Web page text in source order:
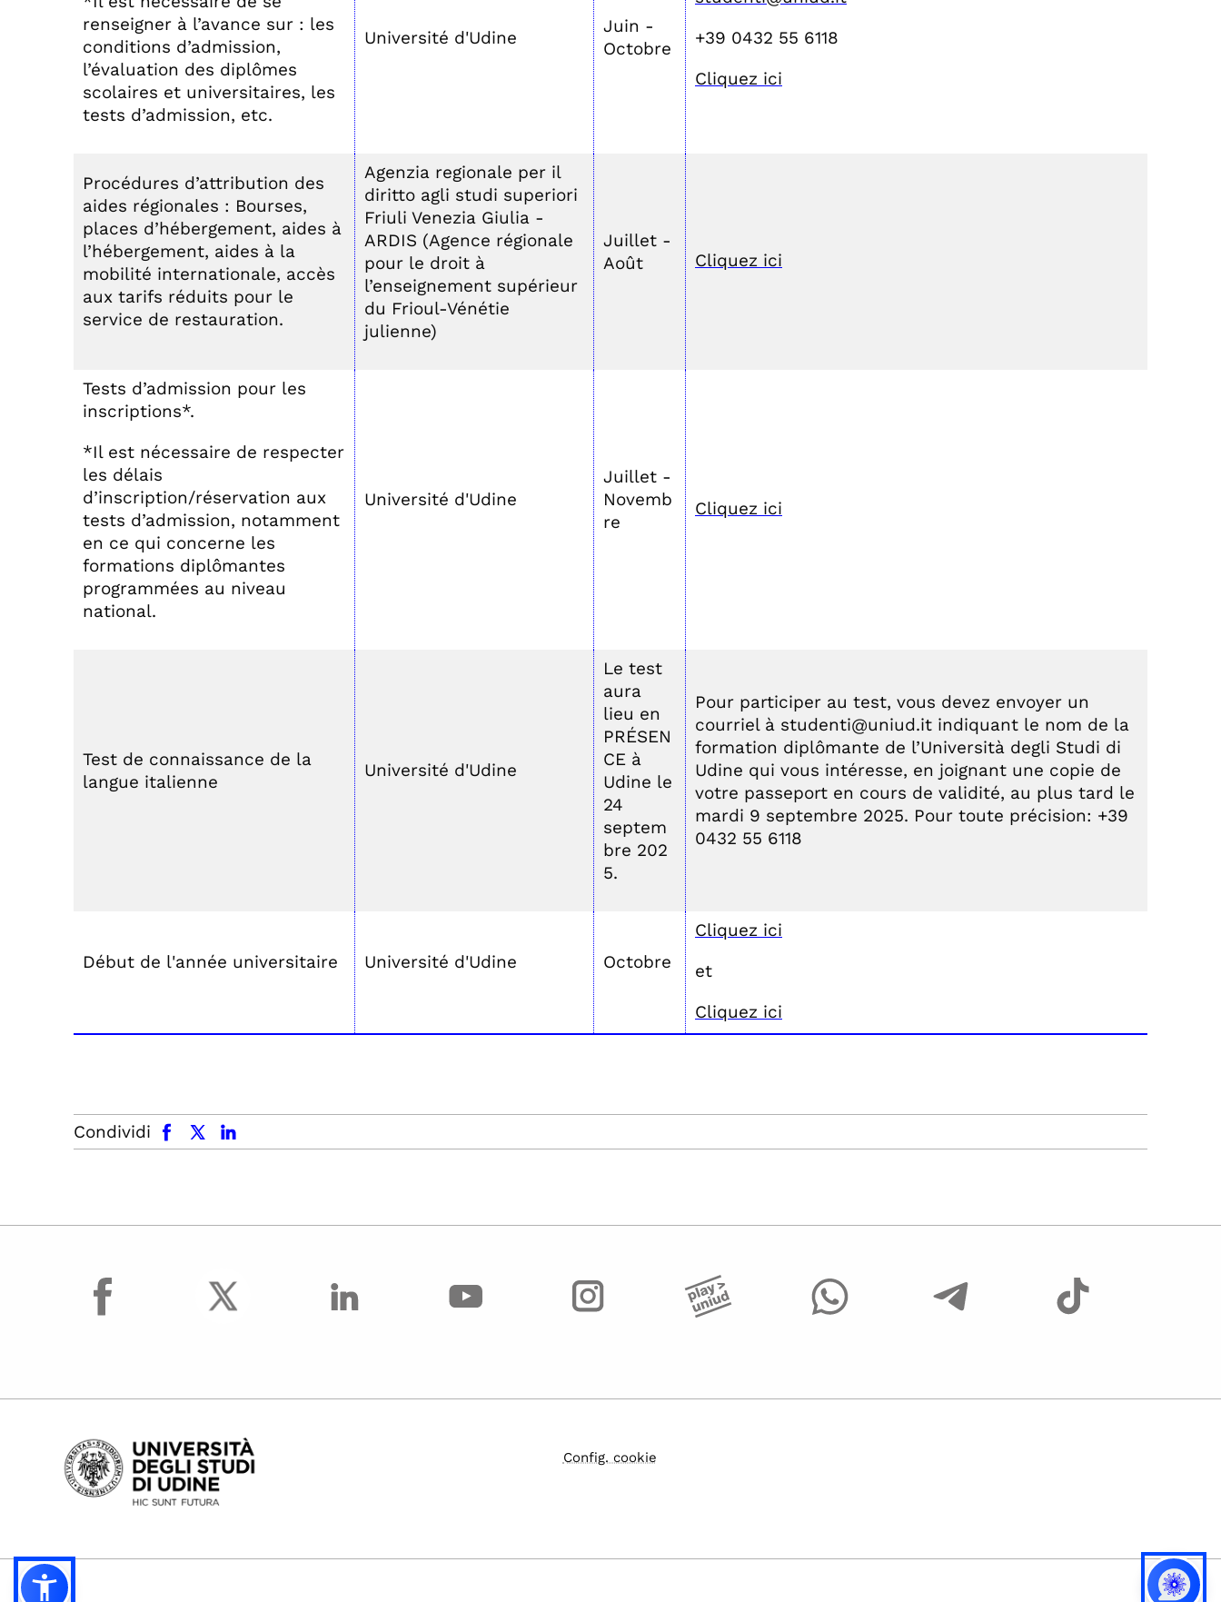
renseigner à l’avance sur : les
conditions d’admission,
l’évaluation des diplômes
scolaires et universitaires, les
tests d’admission, etc.
Université d'Udine
Juin -
Octobre
+39 0432 55 6118
Cliquez ici
Procédures d’attribution des
aides régionales : Bourses,
places d’hébergement, aides à
l’hébergement, aides à la
mobilité internationale, accès
aux tarifs réduits pour le
service de restauration.
Agenzia regionale per il
diritto agli studi superiori
Friuli Venezia Giulia -
ARDIS (Agence régionale
pour le droit à
l’enseignement supérieur
du Frioul-Vénétie
julienne)
Juillet -
Août
Cliquez ici
Tests d’admission pour les
inscriptions*.
*Il est nécessaire de respecter
les délais
d’inscription/réservation aux
tests d’admission, notamment
en ce qui concerne les
formations diplômantes
programmées au niveau
national.
Université d'Udine
Juillet -
Novemb
re
Cliquez ici
Test de connaissance de la
langue italienne
Université d'Udine
Le test
aura
lieu en
PRÉSEN
CE à
Udine le
24
septem
bre 202
5.
Pour participer au test, vous devez envoyer un
courriel à studenti@uniud.it indiquant le nom de la
formation diplômante de l’Università degli Studi di
Udine qui vous intéresse, en joignant une copie de
votre passeport en cours de validité, au plus tard le
mardi 9 septembre 2025. Pour toute précision: +39
0432 55 6118
Début de l'année universitaire Université d'Udine Octobre
Cliquez ici
et
Cliquez ici
Condividi
facebook x.com linkedin
facebook
Config. cookie